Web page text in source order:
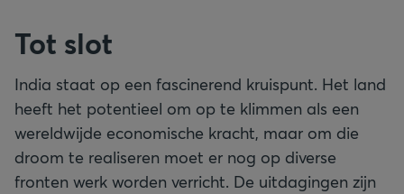
Tot slot
India staat op een fascinerend kruispunt. Het land
heeft het potentieel om op te klimmen als een
wereldwijde economische kracht, maar om die
droom te realiseren moet er nog op diverse
fronten werk worden verricht. De uitdagingen zijn